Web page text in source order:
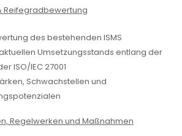
Reifegradbewertung
des bestehenden ISMS
Umsetzungsstands entlang der
ISO/IEC 27001
Schwachstellen und
Regelwerken und Maßnahmen